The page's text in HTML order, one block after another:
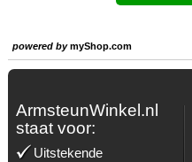
powered bymyShop.com
ArmsteunWinkel.nl
staat voor:
Uitstekende